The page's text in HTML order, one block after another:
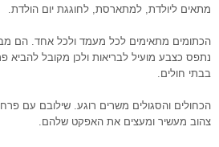
מתאים ליולדת, למתארסת, לחוגגת יום הולדת.
הכתומים מתאימים לכל מעמד ולכל אחד. הם
נתפס כצבע מועיל לבריאות ולכן מקובל להביא
בבתי חולים.
הכחולים והסגולים משרים רוגע. שילובם עם
צהוב מעשיר ומעצים את האפקט שלהם.